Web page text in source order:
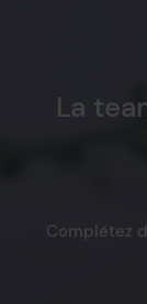
La
Complétez